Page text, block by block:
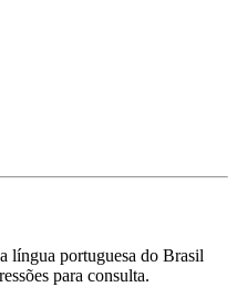
língua portuguesa do Brasil
para consulta.